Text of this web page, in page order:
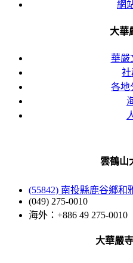
網
大華
華嚴
社
各地
雲鶴山
(55842) 南投縣鹿谷鄉和
(049) 275-0010
海外：+886 49 275-0010
大華嚴